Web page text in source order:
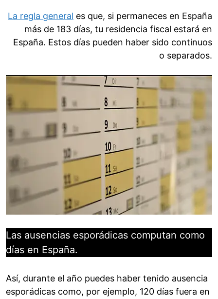
La regla general es que, si permaneces en España
más de 183 días, tu residencia fiscal estará en
España. Estos días pueden haber sido continuos
o separados.
Las ausencias esporádicas computan como
días en España.
Así, durante el año puedes haber tenido ausencia
esporádicas como, por ejemplo, 120 días fuera en